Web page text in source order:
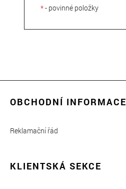
*- povinné položky
OBCHODNÍ INFORMACE
Reklamační řád
KLIENTSKÁ SEKCE